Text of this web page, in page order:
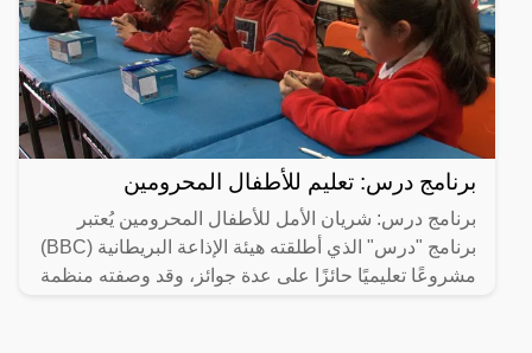
برنامج درس: تعليم للأطفال المحرومين
برنامج درس: شريان الأمل للأطفال المحرومين يُعتبر
برنامج "درس" الذي أطلقته هيئة الإذاعة البريطانية (BBC)
مشروعًا تعليميًا حائزًا على عدة جوائز، وقد وصفته منظمة